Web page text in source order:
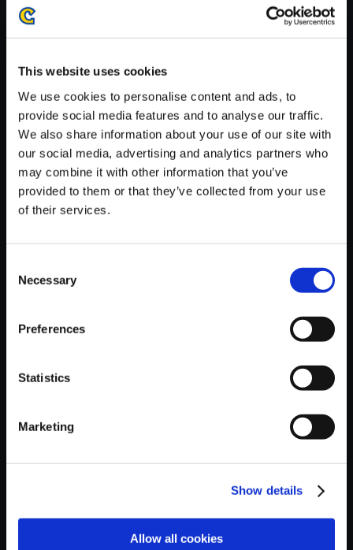
This website uses cookies
We use cookies to personalise content and ads, to
provide social media features and to analyse our traffic.
We also share information about your use of our site with
our social media, advertising and analytics partners who
may combine it with other information that you’ve
provided to them or that they’ve collected from your use
of their services.
Selection
Necessary
Preferences
Statistics
Marketing
Show details
Allow all cookies
がかかる場合がございます。
※ご購入いただいたファイルのダウンロードの際には、通信環境
が安定しているWifi環境でお試しください。
【単曲】スーパーストリートフ
ァイターII X オリジナル・サウ
ンドトラック Chun-Li’s Theme
おすすめ商品